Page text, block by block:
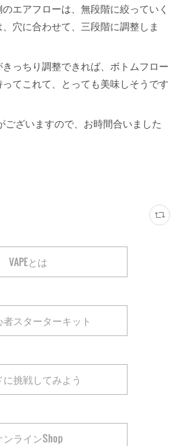
エアフローは、無段階に絞っていく
穴に合わせて、三段階に調整しま
っちり調整できれば、ボトムフロー
てこれて、とっても美味しそうです
ございますので、お時間合いました
VAPEとは
者スターターキット
に挑戦してみよう
ンラインShop